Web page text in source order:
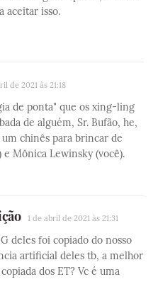
aceitar isso.
de 2021 às 21:18
de ponta" que os xing-ling
de alguém, Sr. Bufão, he,
chinês para brincar de
Mônica Lewinsky (você).
1 de abril de 2021 às 21:31
deles foi copiado do nosso
artificial deles tb, a melhor
dos ET? Vc é uma